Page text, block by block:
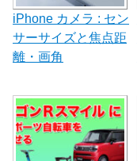
iPhone カメラ : セン
サーサイズと焦点距
離・画角